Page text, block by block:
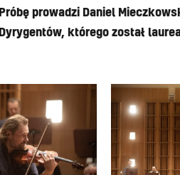
Próbę prowadzi Daniel
Dyrygentów, którego został